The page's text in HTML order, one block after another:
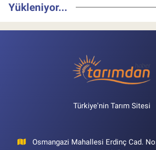
Yükleniyor...
Türkiye'nin Tarım Sitesi
Osmangazi Mahallesi Erdinç Cad.